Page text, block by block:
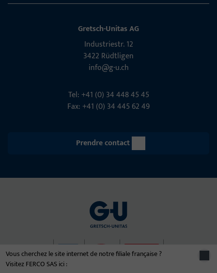
Vous cherchez le site internet de notre filiale française ?
Visitez FERCO SAS ici :
Gretsch-Unitas AG
Indu­s­triestr. 12
3422 Rüdt­ligen
info@g-u.ch
Tel: +41 (0) 34 448 45 45
Fax: +41 (0) 34 445 62 49
Prendre contact